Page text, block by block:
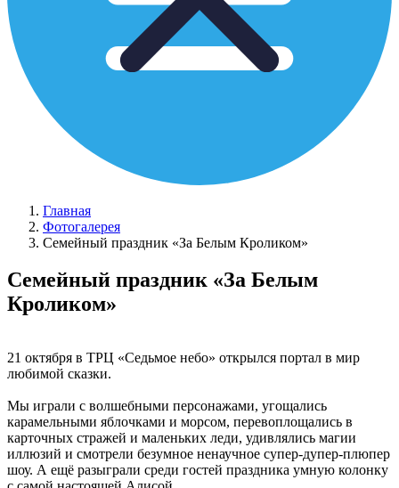
Главная
Фотогалерея
Семейный праздник «За Белым Кроликом»
Семейный праздник «За Белым
Кроликом»
21 октября в ТРЦ «Седьмое небо» открылся портал в мир
любимой сказки.
Мы играли с волшебными персонажами, угощались
карамельными яблочками и морсом, перевоплощались в
карточных стражей и маленьких леди, удивлялись магии
иллюзий и смотрели безумное ненаучное супер-дупер-плюпер
шоу. А ещё разыграли среди гостей праздника умную колонку